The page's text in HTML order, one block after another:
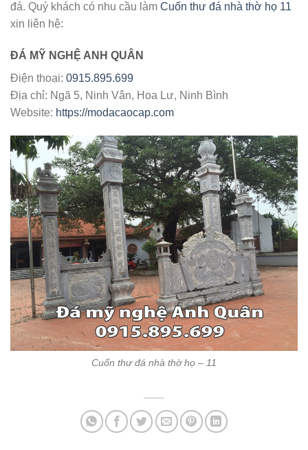
đá. Quý khách có nhu cầu làm Cuốn thư đá nhà thờ họ 11
xin liên hệ:
ĐÁ MỸ NGHỆ ANH QUÂN
Điện thoại: 0915.895.699
Địa chỉ: Ngã 5, Ninh Vân, Hoa Lư, Ninh Bình
Website: https://modacaocap.com
Cuốn thư đá nhà thờ họ – 11